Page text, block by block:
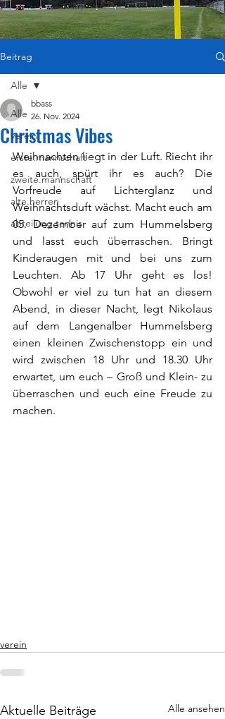
Beitrag
Alle
verein
erste.mannschaft
zweite.mannschaft
alte.herren
abteilung.tennis
Alle
Christmas Vibes
bbass
26. Nov. 2024
Weihnachten liegt in der Luft. Riecht ihr
es auch, spürt ihr es auch? Die
Vorfreude auf Lichterglanz und
Weihnachtsduft wächst. Macht euch am
05. Dezember auf zum Hummelsberg
und lasst euch überraschen. Bringt
Kinderaugen mit und bei uns zum
Leuchten. Ab 17 Uhr geht es los!
Obwohl er viel zu tun hat an diesem
Abend, in dieser Nacht, legt Nikolaus
auf dem Langenalber Hummelsberg
einen kleinen Zwischenstopp ein und
wird zwischen 18 Uhr und 18.30 Uhr
erwartet, um euch – Groß und Klein- zu
überraschen und euch eine Freude zu
machen.
verein
Aktuelle Beiträge Alle ansehen